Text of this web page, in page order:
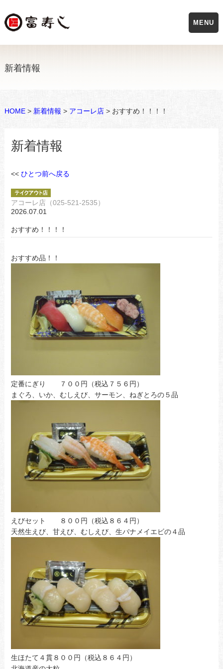
新着情報
HOME> 新着情報 > アコーレ店> おすすめ！！！！
新着情報
<< ひとつ前へ戻る
アコーレ店（025-521-2535）
2026.07.01
おすすめ！！！！
おすすめ品！！
定番にぎり ７００円（税込７５６円）
まぐろ、いか、むしえび、サーモン、ねぎとろの５品
えびセット ８００円（税込８６４円）
天然生えび、甘えび、むしえび、生バナメイエビの４品
生ほたて４貫８００円（税込８６４円）
MENU